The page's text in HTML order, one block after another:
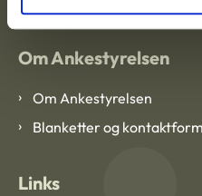
Om Ankestyrelsen
Om Ankestyrelsen
Blanketter og
Links